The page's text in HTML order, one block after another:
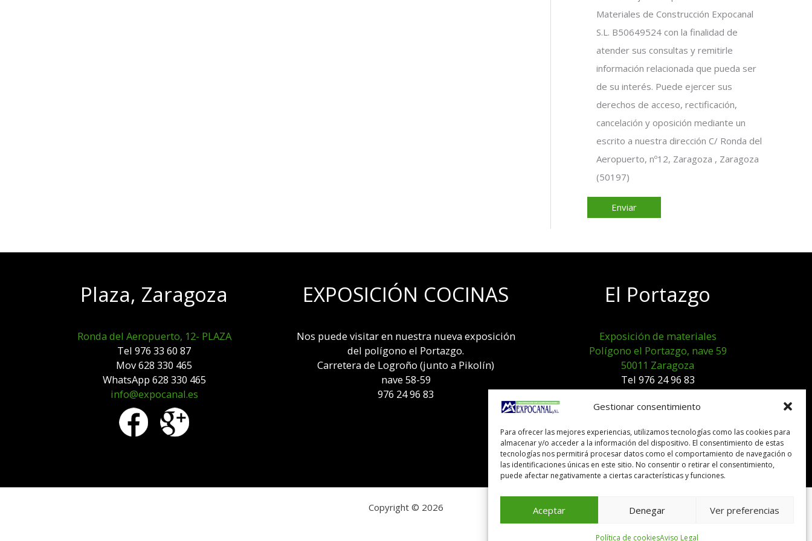
Gestionar consentimiento
Para ofrecer las mejores experiencias, utilizamos tecnologías como las cookies para
almacenar y/o acceder a la información del dispositivo. El consentimiento de estas
tecnologías nos permitirá procesar datos como el comportamiento de navegación o
las identificaciones únicas en este sitio. No consentir o retirar el consentimiento,
puede afectar negativamente a ciertas características y funciones.
Aceptar Denegar Ver preferencias
Política de cookiesAviso Legal
Materiales de Construcción Expocanal
S.L. B50649524 con la finalidad de
atender sus consultas y remitirle
información relacionada que pueda ser
de su interés. Puede ejercer sus
derechos de acceso, rectificación,
cancelación y oposición mediante un
escrito a nuestra dirección C/ Ronda del
Aeropuerto, nº12, Zaragoza , Zaragoza
(50197)
Plaza, Zaragoza
Ronda del Aeropuerto, 12- PLAZA
Tel 976 33 60 87
Mov 628 330 465
WhatsApp 628 330 465
info@expocanal.es
EXPOSICIÓN COCINAS
Nos puede visitar en nuestra nueva exposición
del polígono el Portazgo.
Carretera de Logroño (junto a Pikolín)
nave 58-59
976 24 96 83
El Portazgo
Exposición de materiales
Polígono el Portazgo, nave 59
50011 Zaragoza
Tel 976 24 96 83
exposicion@expocanal.es
Aviso Legal
Política de cookies
Copyright © 2026